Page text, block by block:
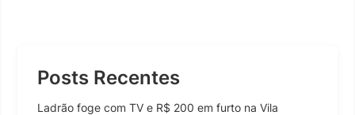
Posts Recentes
Ladrão foge com TV e R$ 200 em furto na Vila